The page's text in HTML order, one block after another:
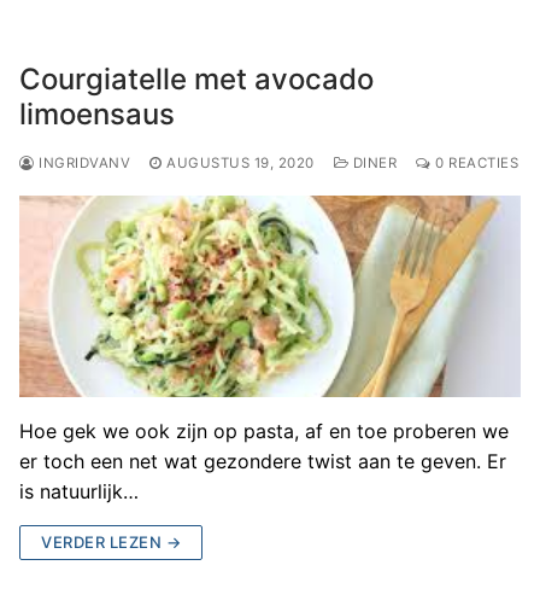
Courgiatelle met avocado
limoensaus
INGRIDVANV AUGUSTUS 19, 2020 DINER 0 REACTIES
Hoe gek we ook zijn op pasta, af en toe proberen we
er toch een net wat gezondere twist aan te geven. Er
is natuurlijk…
VERDER LEZEN →